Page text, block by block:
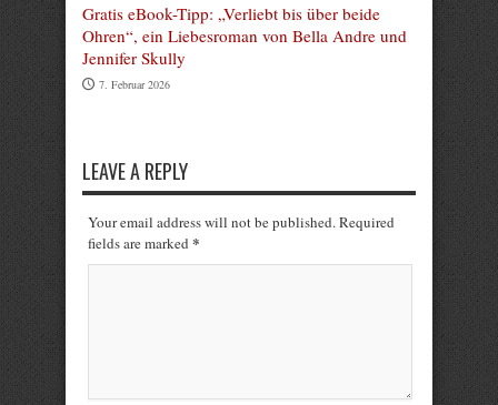
Gratis eBook-Tipp: „Verliebt bis über beide
Ohren“, ein Liebesroman von Bella Andre und
Jennifer Skully
7. Februar 2026
LEAVE A REPLY
Your email address will not be published. Required
fields are marked *